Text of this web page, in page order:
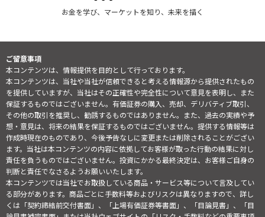
お金を学び、マーケットを知り、未来を描く
ご留意事項
本コンテンツは、情報提供を目的として行っております。
本コンテンツは、当社や当社が信頼できると考える情報源から提供されたもの
を提供していますが、当社はその正確性や完全性について意見を表明し、また
保証するものではございません。有価証券の購入、売却、デリバティブ取引、
その他の取引を推奨し、勧誘するものではありません。また、過去の実績や予
想・意見は、将来の結果を保証するものではございません。提供する情報等は
作成時現在のものであり、今後予告なしに変更または削除されることがござい
ます。当社は本コンテンツの内容に依拠してお客様が取った行動の結果に対し
責任を負うものではございません。投資にかかる最終決定は、お客様ご自身の
判断と責任でなさるようお願いいたします。
本コンテンツでは当社でお取扱している商品・サービス等について言及してい
る部分があります。商品ごとに手数料等およびリスクは異なりますので、詳し
くは「契約締結前交付書面」、「上場有価証券等書面」、「目論見書」、「目